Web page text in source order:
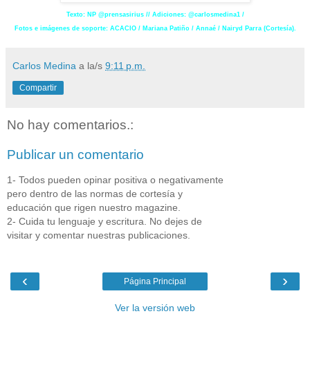
Texto: NP @prensasirius // Adiciones: @carlosmedina1 /
Fotos e imágenes de soporte: ACACIO / Mariana Patiño / Annaé / Nairyd Parra (Cortesía).
Carlos Medina a la/s 9:11 p.m.
Compartir
No hay comentarios.:
Publicar un comentario
1- Todos pueden opinar positiva o negativamente
pero dentro de las normas de cortesía y
educación que rigen nuestro magazine.
2- Cuida tu lenguaje y escritura. No dejes de
visitar y comentar nuestras publicaciones.
‹ ›
Página Principal
Ver la versión web